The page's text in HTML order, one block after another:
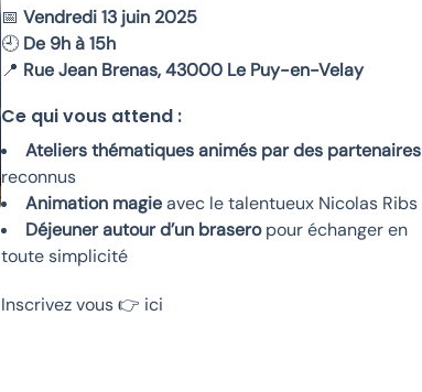
📅 Vendredi 13 juin 2025
🕘 De 9h à 15h
📍 Rue Jean Brenas, 43000 Le Puy-en-Velay
Ce qui vous attend :
Ateliers thématiques animés par des partenaires
reconnus
Animation magieavec le talentueux Nicolas Ribs
Déjeuner autour d’un braseropour échanger en
toute simplicité
Inscrivez vous 👉 ici